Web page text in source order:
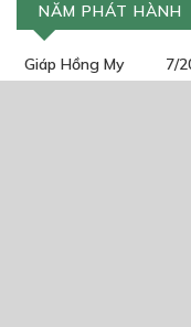
NĂM PHÁT HÀNH
Giáp Hồng My 7/